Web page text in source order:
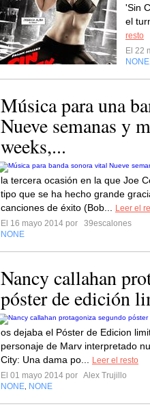
'Sin
el
resto
El 22
NONE
Música para una
Nueve semanas y
weeks,...
la tercera ocasión en la que Joe
tipo que se ha hecho grande
canciones de éxito (Bob...
Leer el
El 16 mayo 2014 por
39escalones
NONE
Nancy callahan
póster de edición
os dejaba el Póster de Edicion
personaje de Marv interpretado
City: Una dama po...
Leer el resto
El 01 mayo 2014 por Alex Trujillo
NONE NONE